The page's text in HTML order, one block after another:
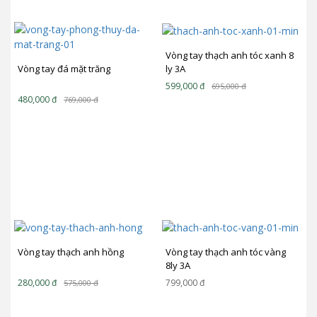
Vòng tay đá mặt trăng
769,000đ
480,000đ
Vòng tay thạch anh tóc xanh 8
ly 3A
695,000đ
599,000đ
Vòng tay thạch anh hồng
575,000đ
280,000đ
Vòng tay thạch anh tóc vàng
8ly 3A
799,000đ